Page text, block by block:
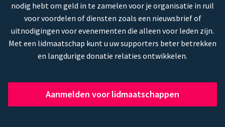
nodig hebt om geld in te zamelen voor je organisatie in ruil
voor voordelen of diensten zoals een nieuwsbrief of
uitnodigingen voor evenementen die alleen voor leden zijn.
Met een lidmaatschap kunt u uw supporters beter betrekken
en langdurige donatie relaties ontwikkelen.
Aanmelden voor lidmaatschappen